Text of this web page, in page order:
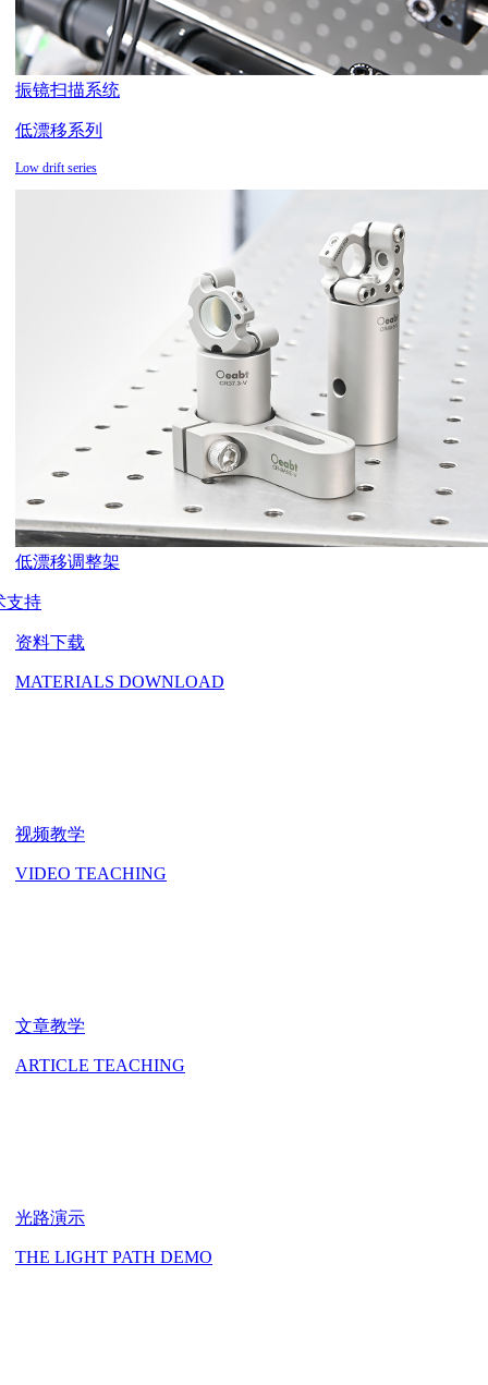
振镜扫描系统
低漂移系列
Low drift series
低漂移调整架
支持
资料下载
MATERIALS DOWNLOAD
视频教学
VIDEO TEACHING
文章教学
ARTICLE TEACHING
光路演示
THE LIGHT PATH DEMO